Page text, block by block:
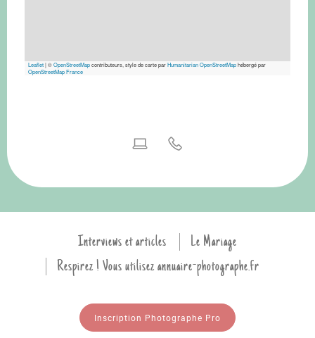
Leaflet|©OpenStreetMapcontributeurs, style de carte parHumanitarian OpenStreetMaphébergé par
OpenStreetMap France
Interviews et articles
Le Mariage
Respirez ! Vous utilisez annuaire-photographe.fr
Inscription Photographe Pro